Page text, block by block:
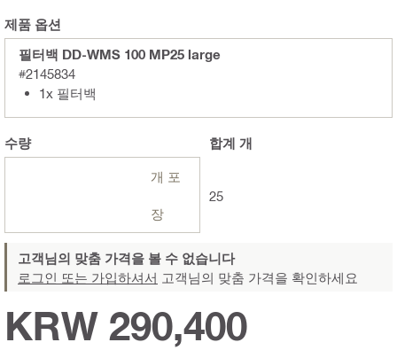
제품 옵션
필터백 DD-WMS 100 MP25 large
#2145834
1x 필터백
수량
개 포
장
합계 개
25
고객님의 맞춤 가격을 볼 수 없습니다
로그인 또는 가입하셔서 고객님의 맞춤 가격을 확인하세요
KRW 290,400